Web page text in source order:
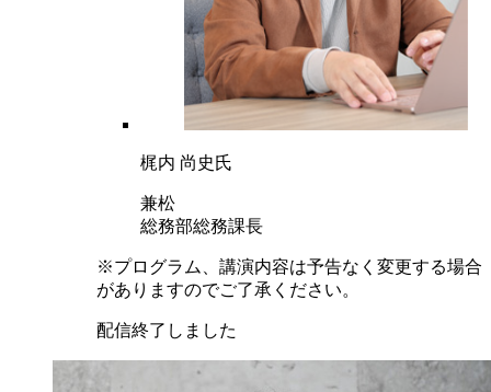
梶内 尚史氏
兼松
総務部総務課長
※プログラム、講演内容は予告なく変更する場合
がありますのでご了承ください。
配信終了しました